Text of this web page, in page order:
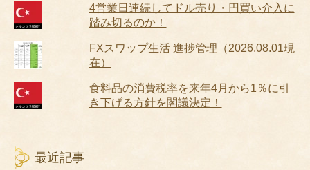
4営業日連続してドル売り・円買い介入に
踏み切るのか！
FXスワップ生活 進捗管理（2026.08.01現
在）
食料品の消費税率を来年4月から1％に引
き下げる方針を閣議決定！
最近記事